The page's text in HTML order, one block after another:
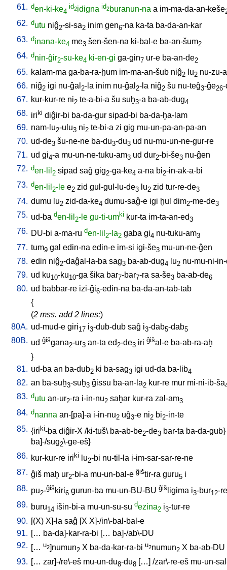
61. den-ki-ke4
id2idigna id2buranun-na a im-ma-da-an-keše
62. dutu niĝ2-si-sa2 inim gen6-na ka-ta ba-da-an-kar
63. dinana-ke4 me3 šen-šen-na ki-bal-e ba-an-šum2
64. dnin-ĝir2-su-ke4 ki-en-gi ga-gin7 ur-e ba-an-de2
65. kalam-ma ga-ba-ra-ḫum im-ma-an-šub niĝ2 lu2 nu-zu-a
66. niĝ2 igi nu-ĝal 2-la inim nu-ĝal 2-la niĝ2 šu nu-teĝ3-ĝe26-
67. kur-kur-re ni2 te-a-bi-a šu suḫ3-a ba-ab-dug4
68. iriki diĝir-bi ba-da-gur sipad-bi ba-da-ḫa-lam
69. nam-lu2-ulu3 ni2 te-bi-a zi gig mu-un-pa-an-pa-an
70. ud-de3 šu-ne-ne ba-du3-du3 ud nu-mu-un-ne-gur-re
71. ud gi4-a mu-un-ne-tuku-am3 ud dur2-bi-še3 nu-ĝen
72. den-lil 2 sipad saĝ gig2-ga-ke4 a-na bi2-in-ak-a-bi
73. den-lil 2-le e2 zid gul-gul-lu-de3 lu2 zid tur-re-de3
74. dumu lu2 zid-da-ke4 dumu-saĝ-e igi ḫul dim2-me-de3
75. ud-ba den-lil 2-le gu-ti-umki kur-ta im-ta-an-ed3
76. DU-bi a-ma-ru den-lil 2-la2 gaba gi4 nu-tuku-am3
77. tum9 gal edin-na edin-e im-si igi-še3 mu-un-ne-ĝen
78. edin niĝ2-daĝal-la-ba sag3 ba-ab-dug4 lu2 nu-mu-ni-
79. ud ku10-ku10-ga šika bar7-bar7-ra sa-še3 ba-ab-de6
80. ud babbar-re izi-ĝi6-edin-na ba-da-an-tab-tab
{
(2 mss. add 2 lines:)
80A. ud-mud-e giri17 i3-dub-dub saĝ i3-dab5-dab5
80B. ud ĝišgana2-ur3 an-ta ed2-de3 iri ĝišal-e ba-ab-ra-aḫ
}
81. ud-ba an ba-dub2 ki ba-sag3 igi ud-da ba-lib4
82. an ba-suḫ3-suḫ3 ĝissu ba-an-la2 kur-re mur mi-ni-ib-ša
83. dutu an-ur2-ra i-in-nu2 saḫar kur-ra zal-am3
84. dnanna an-[pa]-a i-in-nu2 uĝ3-e ni2 bi2-in-te
85. {iriki-ba diĝir-X /ki-tuš\ ba-ab-be2-de3 bar-ta ba-da-gub}
ba]-/sug2\-ge-eš}
86. kur-kur-re iriki lu2-bi nu-til-la i-im-sar-sar-re-ne
87. ĝiš maḫ ur2-bi-a mu-un-bal-e ĝištir-ra guru5 i
88. pu2-ĝiš kiri6 gurun-ba mu-un-BU-BU ĝiš ligima i3-bur12-re
89. buru14 išin-bi-a mu-un-su-su dezina2 i3-tur-re
90. [(X) X]-la saĝ [X X]-/in\-bal-bal-e
91. [… ba-da]-kar-ra-bi [… ba]-/ab\-DU
92. [… u2]numun2 X ba-da-kar-ra-bi u2numun2 X ba-ab-DU
93. [… zar]-/re\-eš mu-un-du8-du8 […] /zar\-re-eš mu-un-